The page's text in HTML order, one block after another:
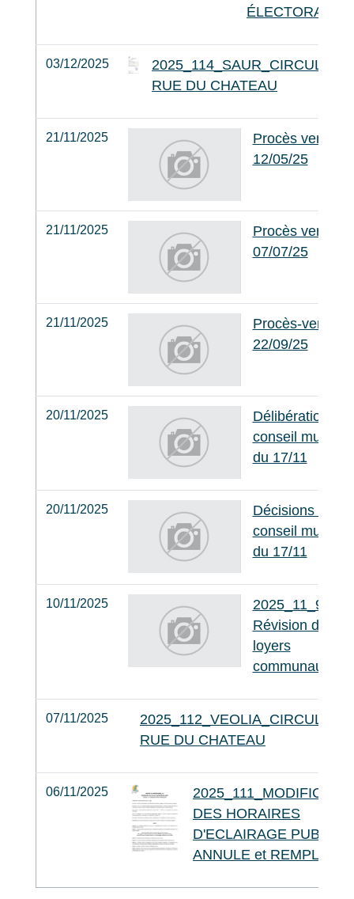
ÉLECTORALES
03/12/2025
RUE DU CHATEAU
21/11/2025
Procès verbal
12/05/25
21/11/2025
Procès verbal
07/07/25
21/11/2025
Procès-verbal
22/09/25
20/11/2025
Délibérations
conseil
du 17/11
20/11/2025
Décisions du
conseil
du 17/11
10/11/2025
2025_11_90
Révision des
loyers
communaux
07/11/2025
RUE DU CHATEAU
06/11/2025
DES HORAIRES
D'ECLAIRAGE PUBLIC -
ANNULE et REMPLACE